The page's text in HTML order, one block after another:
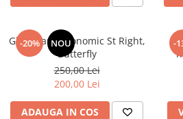
-20% NOU
Ghiozdan ergonomic St Right,
Butterfly
250,00 Lei
200,00 Lei
ADAUGA IN COS
-